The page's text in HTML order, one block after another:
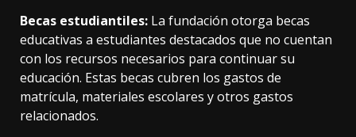
Becas estudiantiles: La fundación otorga becas
educativas a estudiantes destacados que no cuentan
con los recursos necesarios para continuar su
educación. Estas becas cubren los gastos de
matrícula, materiales escolares y otros gastos
relacionados.